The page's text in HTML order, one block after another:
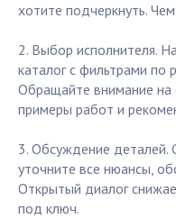
хотите подчеркнуть.
2. Выбор исполнителя.
каталог с фильтрами по
Обращайте внимание на
примеры работ и
3. Обсуждение деталей.
уточните все нюансы,
Открытый диалог
под ключ.